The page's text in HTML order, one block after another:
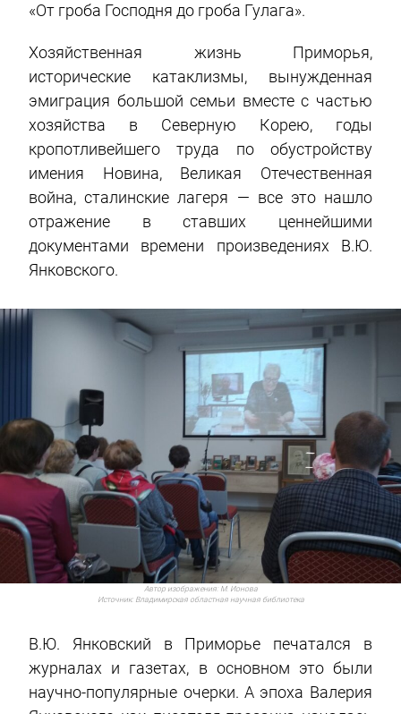
«От гроба Господня до гроба Гулага».
Хозяйственная жизнь Приморья,
исторические катаклизмы, вынужденная
эмиграция большой семьи вместе с частью
хозяйства в Северную Корею, годы
кропотливейшего труда по обустройству
имения Новина, Великая Отечественная
война, сталинские лагеря — все это нашло
отражение в ставших ценнейшими
документами времени произведениях В.Ю.
Янковского.
Автор изображения: М. Ионова
Источник: Владимирская областная научная библиотека
В.Ю. Янковский в Приморье печатался в
журналах и газетах, в основном это были
научно-популярные очерки. А эпоха Валерия